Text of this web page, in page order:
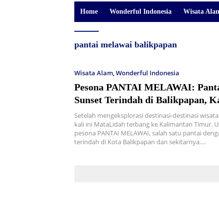
Home Wonderful Indonesia Wisata
pantai melawai balikpapan
Wisata Alam,Wonderful Indonesia
Pesona PANTAI MELAWAI:
Sunset Terindah di Balikpapan,
Timur
Setelah mengeksplorasi destinasi-destinasi wisata
kali ini MataLidah terbang ke Kalimantan Timur.
pesona PANTAI MELAWAI, salah satu pantai
terindah di Kota Balikpapan dan sekitarnya….